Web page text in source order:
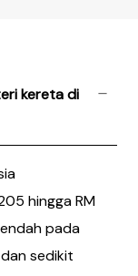
kereta di
hingga RM
pada
sedikit